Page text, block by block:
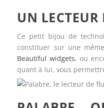
UN LECTEUR
Ce petit bijou de
constituer sur une
Beautiful widgets, ou
quant à lui, vous